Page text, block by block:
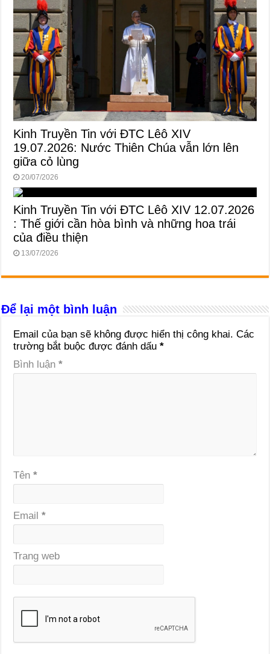
Kinh Truyền Tin với ĐTC Lêô XIV
19.07.2026: Nước Thiên Chúa vẫn lớn lên
giữa cỏ lùng
20/07/2026
Kinh Truyền Tin với ĐTC Lêô XIV 12.07.2026
: Thế giới cần hòa bình và những hoa trái
của điều thiện
13/07/2026
Để lại một bình luận
Email của bạn sẽ không được hiển thị công khai. Các
trường bắt buộc được đánh dấu*
Bình luận*
Tên*
Email*
Trang web